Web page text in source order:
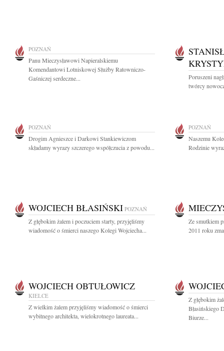
POZNAŃ
Panu Mieczysławowi Napieralskiemu
Komendantowi Lotniskowej Służby Ratowniczo-
Gaśniczej serdeczne...
Poruszeni
twórcy
POZNAŃ
Drogim Agnieszce i Darkowi Stankiewiczom
składamy wyrazy szczerego współczucia z powodu...
POZNAŃ
Naszemu
Rodzinie
WOJCIECH BŁASIŃSKI POZNAŃ
Z głębokim żalem i poczuciem starty, przyjęliśmy
wiadomość o śmierci naszego Kolegi Wojciecha...
Ze smutkiem
2011 roku
WOJCIECH OBTUŁOWICZ
KIELCE
Z wielkim żalem przyjęliśmy wiadomość o śmierci
wybitnego architekta, wielokrotnego laureata...
Z głębokim
Błasińskiego
Biurze...